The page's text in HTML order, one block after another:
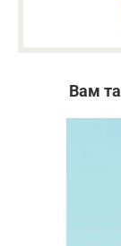
Вам